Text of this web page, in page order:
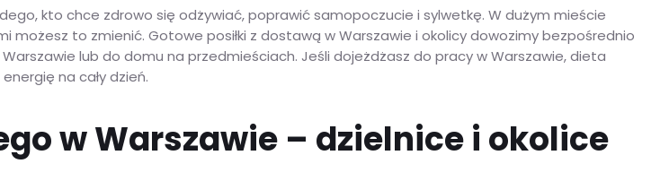
kto chce zdrowo się odżywiać, poprawić samopoczucie i sylwetkę. W dużym mieście
to zmienić. Gotowe posiłki z dostawą w Warszawie i okolicy dowozimy bezpośrednio
lub do domu na przedmieściach. Jeśli dojeżdżasz do pracy w Warszawie, dieta
na cały dzień.
w Warszawie – dzielnice i okolice